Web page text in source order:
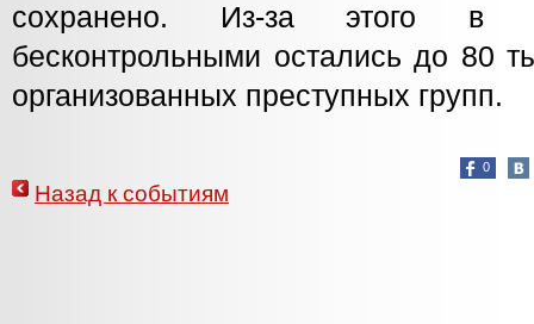
сохранено. Из-за этого в
бесконтрольными остались до 80
организованных преступных групп.
0
Назад к событиям